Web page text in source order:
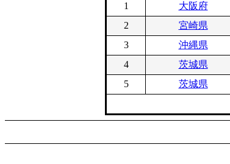
1 大阪府
2
宮崎県
3
沖縄県
4
茨城県
5
茨城県